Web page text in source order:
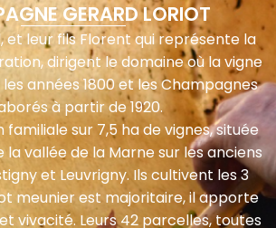
GERARD LORIOT
et leur fils Florent qui représente la
dirigent le domaine où la vigne
années 1800 et les Champagnes
à partir de 1920.
sur 7,5 ha de vignes, située
vallée de la Marne sur les anciens
et Leuvrigny. Ils cultivent les 3
meunier est majoritaire, il apporte
vivacité. Leurs 42 parcelles, toutes